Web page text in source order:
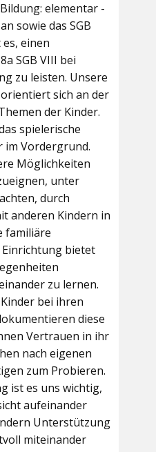
elementar -
sowie das SGB
einen
SGB VIII bei
zu leisten. Unsere
sich an der
der Kinder.
spielerische
im Vordergrund.
Möglichkeiten
unter
durch
anderen Kindern in
familiäre
bietet
zu lernen.
bei ihren
diese
Vertrauen in ihr
nach eigenen
zum Probieren.
ist es uns wichtig,
aufeinander
Unterstützung
miteinander